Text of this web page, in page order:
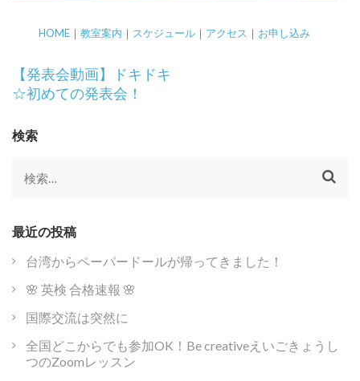
HOME｜ 教室案内 ｜ スケジュール｜ アクセス ｜ お申し込み
投
稿
ビ
ゲ
ー
シ
ン
【発表会動画】ドキドキ
☆初めての発表会！
検索
検
最近の投稿
台湾からペーパードールが帰ってきました！
🌸 英検 合格速報 🌸
国際交流は突然に
全国どこからでも参加OK！Be creativeえいごきょうし
つのZoomレッスン